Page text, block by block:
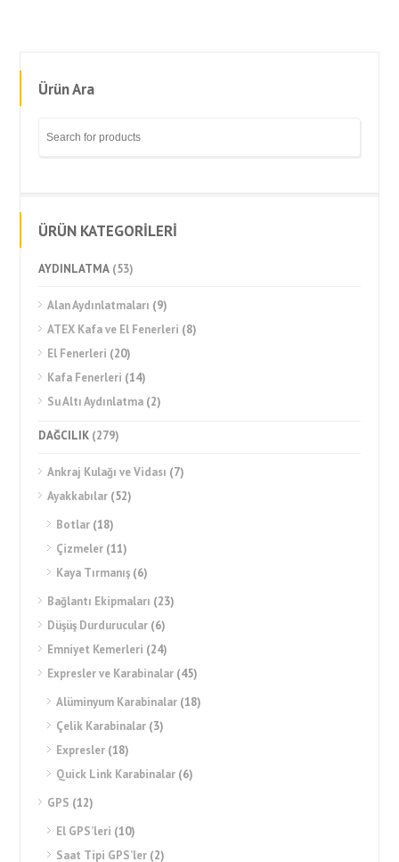
Ürün Ara
ÜRÜN KATEGORİLERİ
AYDINLATMA (53)
Alan Aydınlatmaları (9)
ATEX Kafa ve El Fenerleri (8)
El Fenerleri (20)
Kafa Fenerleri (14)
Su Altı Aydınlatma (2)
DAĞCILIK (279)
Ankraj Kulağı ve Vidası (7)
Ayakkabılar (52)
Botlar (18)
Çizmeler (11)
Kaya Tırmanış (6)
Bağlantı Ekipmaları (23)
Düşüş Durdurucular (6)
Emniyet Kemerleri (24)
Expresler ve Karabinalar (45)
Alüminyum Karabinalar (18)
Çelik Karabinalar (3)
Expresler (18)
Quick Link Karabinalar (6)
GPS (12)
El GPS’leri (10)
Saat Tipi GPS’ler (2)